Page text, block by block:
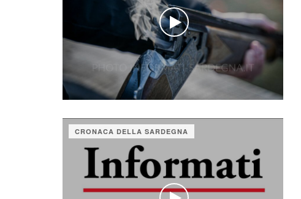
CRONACA DELLA SARDEGNA